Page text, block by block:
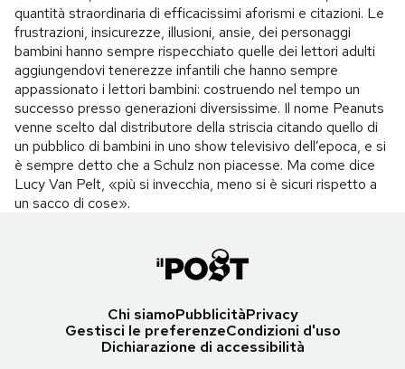
quantità straordinaria di efficacissimi aforismi e citazioni. Le
frustrazioni, insicurezze, illusioni, ansie, dei personaggi
bambini hanno sempre rispecchiato quelle dei lettori adulti
aggiungendovi tenerezze infantili che hanno sempre
appassionato i lettori bambini: costruendo nel tempo un
successo presso generazioni diversissime. Il nome Peanuts
venne scelto dal distributore della striscia citando quello di
un pubblico di bambini in uno show televisivo dell’epoca, e si
è sempre detto che a Schulz non piacesse. Ma come dice
Lucy Van Pelt, «più si invecchia, meno si è sicuri rispetto a
un sacco di cose».
Chi siamoPubblicitàPrivacy
Gestisci le preferenzeCondizioni d'uso
Dichiarazione di accessibilità